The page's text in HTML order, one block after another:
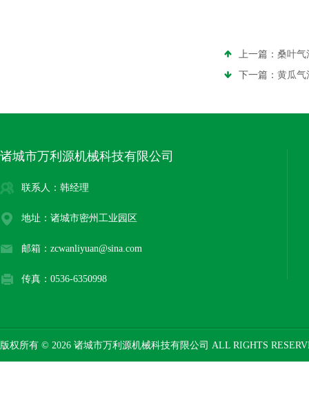
上一篇： 桑叶气
下一篇： 黄瓜气
诸城市万利源机械科技有限公司
联系人：韩经理
地址：诸城市密州工业园区
邮箱：zcwanliyuan@sina.com
传真：0536-6350998
版权所有 © 2026 诸城市万利源机械科技有限公司 ALL RIGHTS